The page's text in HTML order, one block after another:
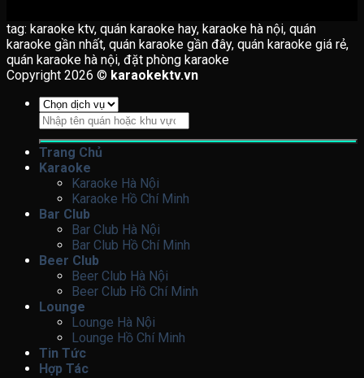
tag: karaoke ktv, quán karaoke hay, karaoke hà nội, quán
karaoke gần nhất, quán karaoke gần đây, quán karaoke giá rẻ,
quán karaoke hà nội, đặt phòng karaoke
Copyright 2026 © karaokektv.vn
Tìm
kiếm:
Trang Chủ
Karaoke
Karaoke Hà Nội
Karaoke Hồ Chí Minh
Bar Club
Bar Club Hà Nội
Bar Club Hồ Chí Minh
Beer Club
Beer Club Hà Nội
Beer Club Hồ Chí Minh
Lounge
Lounge Hà Nội
Lounge Hồ Chí Minh
Tin Tức
Hợp Tác